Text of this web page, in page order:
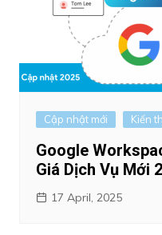
Cập nhật mới Kiến
Google
Giá Dịch Vụ Mới
17 April, 2025